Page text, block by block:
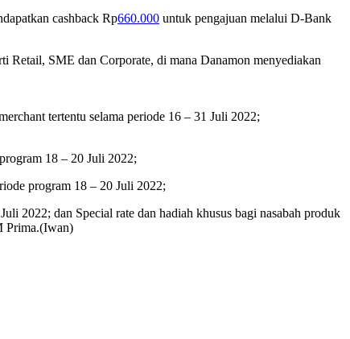
cashback Rp660.000 untuk pengajuan melalui D-Bank
Retail, SME dan Corporate, di mana Danamon menyediakan
tertentu selama periode 16 – 31 Juli 2022;
18 – 20 Juli 2022;
program 18 – 20 Juli 2022;
2022; dan Special rate dan hadiah khusus bagi nasabah produk
Prima.(Iwan)